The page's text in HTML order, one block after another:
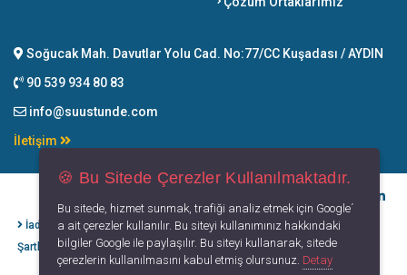
Soğucak Mah. Davutlar Yolu Cad. No:77/CC Kuşadası / AYDIN
90 539 934 80 83
info@suustunde.com
İletişim
İade İptal
Şartları
Kişisel Verilerin
Korunması
Gizlilik
Politikası
Kullanım
Koşulları
🍪 Bu Sitede Çerezler Kullanılmaktadır.
Bu sitede, hizmet sunmak, trafiği analiz etmek için Google´
a ait çerezler kullanılır. Bu siteyi kullanımınız hakkındaki
bilgiler Google ile paylaşılır. Bu siteyi kullanarak, sitede
çerezlerin kullanılmasını kabul etmiş olursunuz. Detay